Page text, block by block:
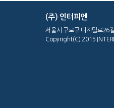
(주) 인터피엔
서울시 구로구 디지털로
Copyright(C) 2015